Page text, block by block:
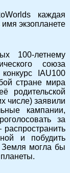
каждая
экзопланете
100-летнему
союза
IAU100
стране мира
родительской
числе) заявили
кампании,
за
и побудить
могла бы